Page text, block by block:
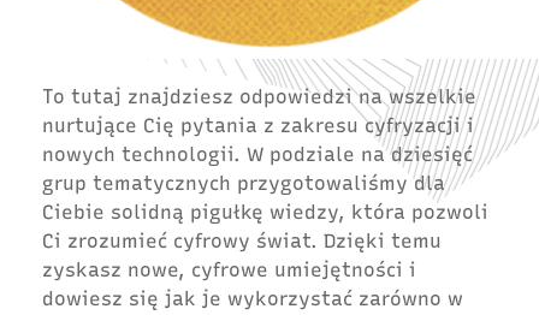
To tutaj znajdziesz odpowiedzi na wszelkie
nurtujące Cię pytania z zakresu cyfryzacji i
nowych technologii. W podziale na dziesięć
grup tematycznych przygotowaliśmy dla
Ciebie solidną pigułkę wiedzy, która pozwoli
Ci zrozumieć cyfrowy świat. Dzięki temu
zyskasz nowe, cyfrowe umiejętności i
dowiesz się jak je wykorzystać zarówno w